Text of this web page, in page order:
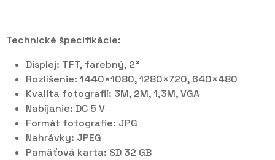
Technické špecifikácie:
Displej: TFT, farebný, 2“
Rozlíšenie: 1440×1080, 1280×720, 640×480
Kvalita fotografií: 3M, 2M, 1,3M, VGA
Nabíjanie: DC 5 V
Formát fotografie: JPG
Nahrávky: JPEG
Pamäťová karta: SD 32 GB